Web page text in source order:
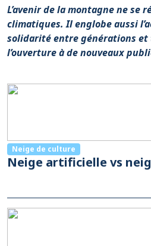
L’avenir de la montagne ne se
climatiques. Il englobe aussi
solidarité entre générations
l’ouverture à de nouveaux
Neige de culture
Neige artificielle vs